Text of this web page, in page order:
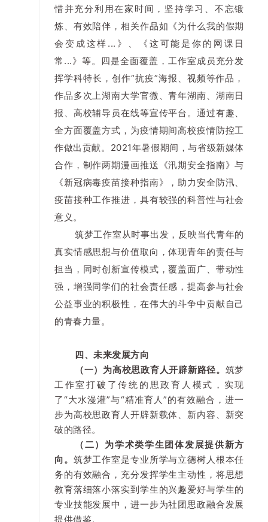
惜并充分利用在家时间，坚持学习、不忘锻
炼、有效陪伴，相关作品如《为什么我的假期
会变成这样...》、《这可能是你的网课日
常...》等。四是全面覆盖，工作室成员充分发
挥学科特长，创作“抗疫”海报、视频等作品，
作品多次上湖南大学官微、青年湖南、湖南日
报、高校辅导员在线等宣传平台。通过有趣、
全方面覆盖方式，为疫情期间高校疫情防控工
作做出贡献。2021年暑假期间，与省级新媒体
合作，制作两期漫画推送《汛期安全指南》与
《新冠病毒疫苗接种指南》，助力安全防汛、
疫苗接种工作推进，具有较强的科普性与社会
意义。
筑梦工作室从时事出发，反映当代青年的
真实情感思想与价值取向，体现青年的责任与
担当，同时创新宣传模式，覆盖面广、带动性
强，增强同学们的社会责任感，提高参与社会
公益事业的积极性，在伟大的斗争中贡献自己
的青春力量。
四、未来发展方向
（一）为高校思政育人开辟新路径。 筑梦
工作室打破了传统的思政育人模式，实现
了“大水漫灌”与“精准育人”的有效融合，进一
步为高校思政育人开辟新载体、新内容、新突
破的路径。
（二）为学术类学生团体发展提供新方
向。 筑梦工作室是专业所学与立德树人根本任
务的有效融合，充分发挥学生主动性，将思想
教育落细落小落实到学生的兴趣爱好与学生的
专业技能发展中，进一步为社团思政融合发展
提供借鉴。